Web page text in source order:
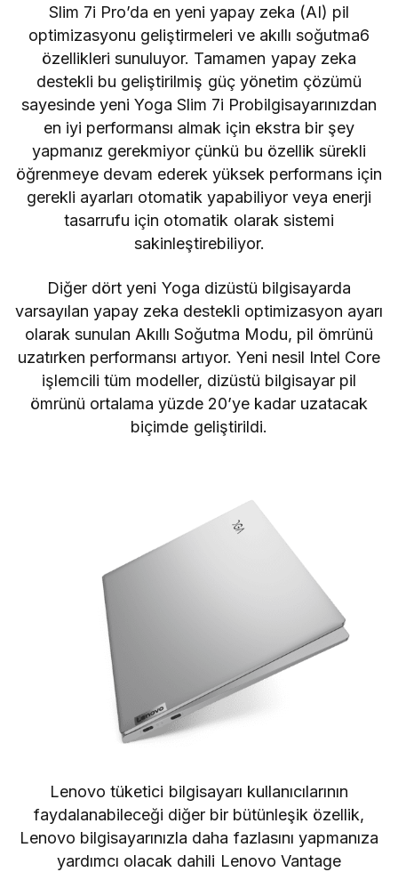
Slim 7i Pro’da en yeni yapay zeka (AI) pil
optimizasyonu geliştirmeleri ve akıllı soğutma6
özellikleri sunuluyor. Tamamen yapay zeka
destekli bu geliştirilmiş güç yönetim çözümü
sayesinde yeni Yoga Slim 7i Probilgisayarınızdan
en iyi performansı almak için ekstra bir şey
yapmanız gerekmiyor çünkü bu özellik sürekli
öğrenmeye devam ederek yüksek performans için
gerekli ayarları otomatik yapabiliyor veya enerji
tasarrufu için otomatik olarak sistemi
sakinleştirebiliyor.
Diğer dört yeni Yoga dizüstü bilgisayarda
varsayılan yapay zeka destekli optimizasyon ayarı
olarak sunulan Akıllı Soğutma Modu, pil ömrünü
uzatırken performansı artıyor. Yeni nesil Intel Core
işlemcili tüm modeller, dizüstü bilgisayar pil
ömrünü ortalama yüzde 20’ye kadar uzatacak
biçimde geliştirildi.
Lenovo tüketici bilgisayarı kullanıcılarının
faydalanabileceği diğer bir bütünleşik özellik,
Lenovo bilgisayarınızla daha fazlasını yapmanıza
yardımcı olacak dahili Lenovo Vantage